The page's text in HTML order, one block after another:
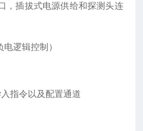
，插拔式电源供给和探测头连
逻辑控制）
指令以及配置通道